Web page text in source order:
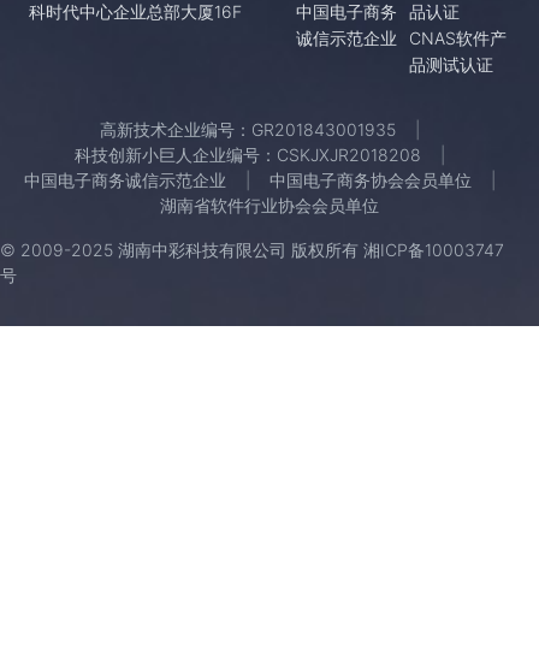
科时代中心企业总部大厦16F
中国电子商务
诚信示范企业
品认证
CNAS软件产
品测试认证
高新技术企业编号：GR201843001935
科技创新小巨人企业编号：CSKJXJR2018208
中国电子商务诚信示范企业
中国电子商务协会会员单位
湖南省软件行业协会会员单位
© 2009-2025 湖南中彩科技有限公司 版权所有 湘ICP备10003747
号